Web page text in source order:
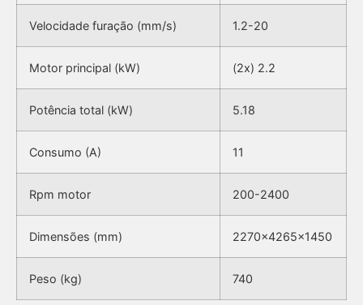
Velocidade furação (mm/s) 1.2-20
Motor principal (kW) (2x) 2.2
Potência total (kW) 5.18
Consumo (A) 11
Rpm motor 200-2400
Dimensões (mm) 2270x4265x1450
Peso (kg) 740